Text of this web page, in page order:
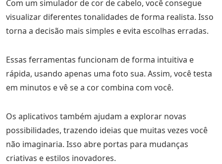
Com um simulador de cor de cabelo, você consegue
visualizar diferentes tonalidades de forma realista. Isso
torna a decisão mais simples e evita escolhas erradas.
Essas ferramentas funcionam de forma intuitiva e
rápida, usando apenas uma foto sua. Assim, você testa
em minutos e vê se a cor combina com você.
Os aplicativos também ajudam a explorar novas
possibilidades, trazendo ideias que muitas vezes você
não imaginaria. Isso abre portas para mudanças
criativas e estilos inovadores.